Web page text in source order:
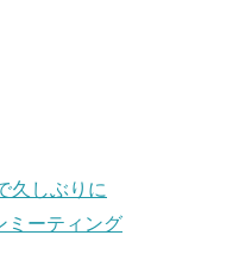
久しぶりに
ミーティング